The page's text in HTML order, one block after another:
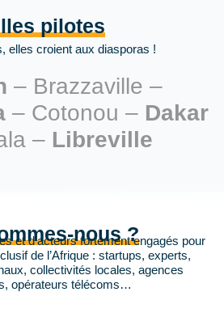
pilotes
elles croient aux diasporas !
– Brazzaville –
– Cotonou – Dakar
– Libreville
nous ?
et d’acteurs fortement engagés pour
de l’Afrique : startups, experts,
collectivités locales, agences
opérateurs télécoms…